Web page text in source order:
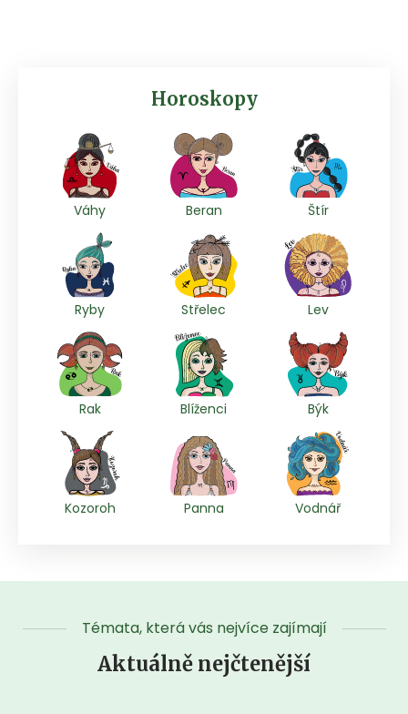
Horoskopy
Váhy Beran Štír
Ryby Střelec Lev
Rak Blíženci Býk
Kozoroh Panna Vodnář
Témata, která vás nejvíce zajímají
Aktuálně nejčtenější